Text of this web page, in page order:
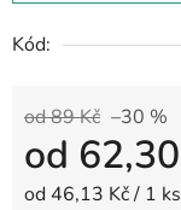
Kód:
od 89 Kč –30 %
od
Měrná cena:
od 46,13 Kč / 1 ks